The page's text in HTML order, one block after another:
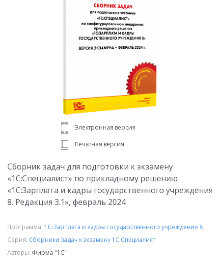
Сборник задач для подготовки к экзамену
«1С:Специалист» по прикладному решению
«1С:Зарплата и кадры государственного учреждения
8. Редакция 3.1», февраль 2024
Электронная версия
Печатная версия
Программа: 1С:Зарплата и кадры государственного учреждения 8
Серия: Сборники задач к экзамену 1С:Специалист
Авторы: Фирма "1С"